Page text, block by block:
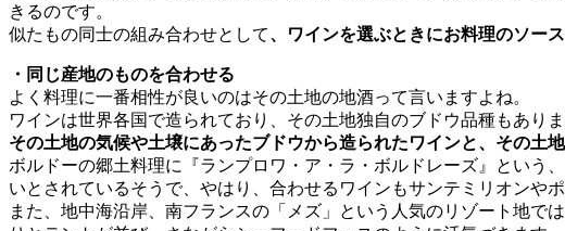
きるのです。
似たもの同士の組み合わせとして、ワインを選ぶときにお料理のソー
・同じ産地のものを合わせる
よく料理に一番相性が良いのはその土地の地酒って言いますよね。
ワインは世界各国で造られており、その土地独自のブドウ品種もありま
その土地の気候や土壌にあったブドウから造られたワインと、 その土
ボルドーの郷土料理に『ランプロワ・ア・ラ・ボルドレーズ』という
いとされているそうで、やはり、合わせるワインもサンテミリオンや
また、地中海沿岸、南フランスの「メズ」という人気のリゾート地で